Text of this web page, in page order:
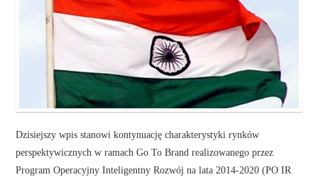
Dzisiejszy wpis stanowi kontynuację charakterystyki rynków
perspektywicznych w ramach Go To Brand realizowanego przez
Program Operacyjny Inteligentny Rozwój na lata 2014-2020 (PO IR